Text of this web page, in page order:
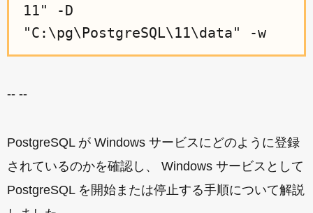
11" -D
"C:\pg\PostgreSQL\11\data" -w
-- --
PostgreSQL が Windows サービスにどのように登録
されているのかを確認し、 Windows サービスとして
PostgreSQL を開始または停止する手順について解説